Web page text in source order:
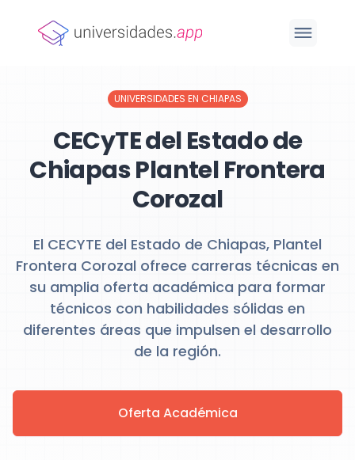
UNIVERSIDADES EN CHIAPAS
CECyTE del Estado de
Chiapas Plantel Frontera
Corozal
El CECYTE del Estado de Chiapas, Plantel
Frontera Corozal ofrece carreras técnicas en
su amplia oferta académica para formar
técnicos con habilidades sólidas en
diferentes áreas que impulsen el desarrollo
de la región.
Oferta Académica